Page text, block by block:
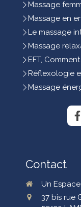
Massage
Massage en
Le massage
Massage
EFT,
Réflexologie
Massage
Contact
Un
37 bis rue